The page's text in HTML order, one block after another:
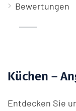
Bewertungen
Küchen –
Entdecken Sie